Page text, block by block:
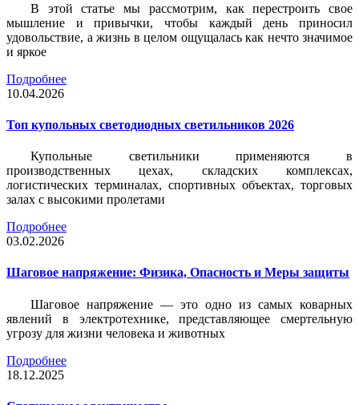
В этой статье мы рассмотрим, как перестроить свое
мышление и привычки, чтобы каждый день приносил
удовольствие, а жизнь в целом ощущалась как нечто значимое
и яркое
Подробнее
10.04.2026
Топ купольных светодиодных светильников 2026
Купольные светильники применяются в
производственных цехах, складских комплексах,
логистических терминалах, спортивных объектах, торговых
залах с высокими пролетами
Подробнее
03.02.2026
Шаговое напряжение: Физика, Опасность и Меры защиты
Шаговое напряжение — это одно из самых коварных
явлений в электротехнике, представляющее смертельную
угрозу для жизни человека и животных
Подробнее
18.12.2025